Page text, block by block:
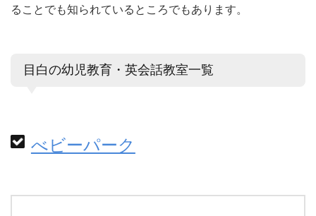
ることでも知られているところでもあります。
目白の幼児教育・英会話教室一覧
べビーパーク